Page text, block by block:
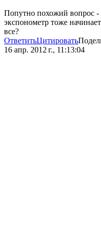
Попутно похожий вопрос -
экспонометр тоже
все?
ОтветитьЦитировать
16 апр. 2012 г., 11:13:04